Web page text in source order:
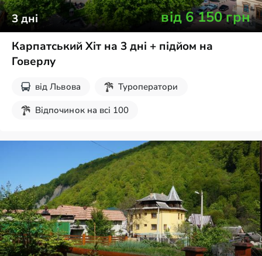
3дні від6 150грн
Карпатський Хіт на 3 дні + підйом на
Говерлу
від Львова
Туроператори
Відпочинок на всі 100